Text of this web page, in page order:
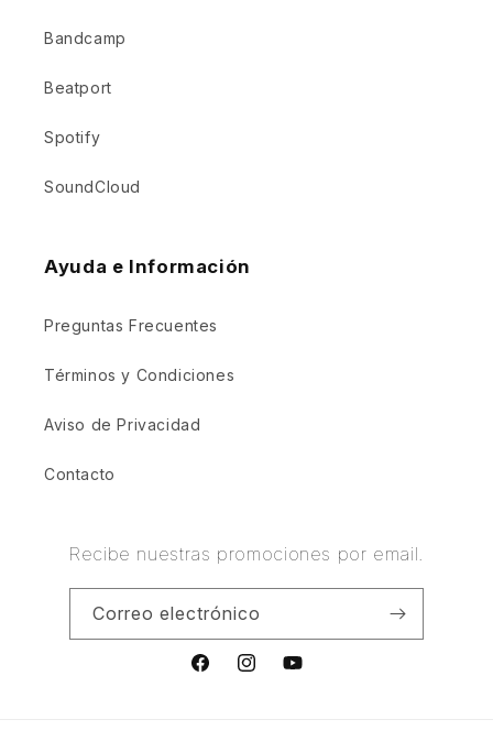
Bandcamp
Beatport
Spotify
SoundCloud
Ayuda e Información
Preguntas Frecuentes
Términos y Condiciones
Aviso de Privacidad
Contacto
Recibe nuestras promociones por email.
Correo electrónico
FacebookInstagramYouTube